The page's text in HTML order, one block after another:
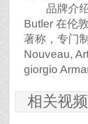
品牌介绍
Butler 在伦
著称，专门
Nouveau,
giorgio
相关视频